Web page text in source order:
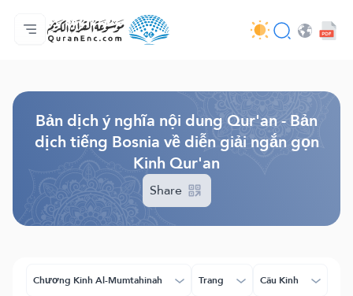
Trang chủ
Mục lục các bản dịch
Audio
Các dịch vụ của nhà phát triển - API
Về dự án
Liên hệ với chúng tôi
Ngôn ngữ
Bản dịch ý nghĩa nội dung Qur'an - Bản
dịch tiếng Bosnia về diễn giải ngắn gọn
Kinh Qur'an
Share
Chương Kinh Al-Mumtahinah Trang Câu Kinh